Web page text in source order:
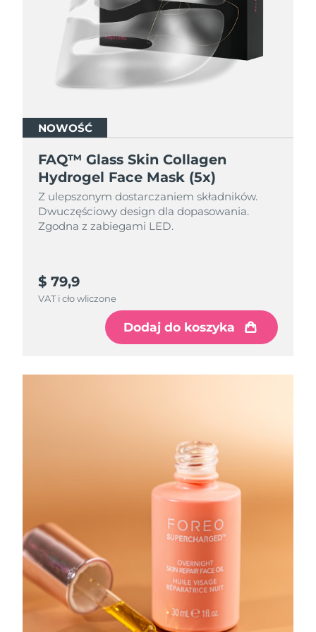
NOWOŚĆ
FAQ™ Glass Skin Collagen
Hydrogel Face Mask (5x)
Z ulepszonym dostarczaniem składników.
Dwuczęściowy design dla dopasowania.
Zgodna z zabiegami LED.
$ 79,9
VAT i cło wliczone
Dodaj do koszyka
Oczekiwany czas dostawy
Włochy
Oczekiwany czas dostawy
Japonia
Jersey
Oczekiwany czas dostawy
Kazachstan
Oczekiwany czas dostawy
Łotwa
Oczekiwany czas dostawy
8/10/26
8/9/26
Oczekiwany czas dostawy
Oczekiwany czas dostawy
Malta
Oczekiwany czas dostawy
Meksyk
Oczekiwany czas dostawy
Oczekiwany czas dostawy